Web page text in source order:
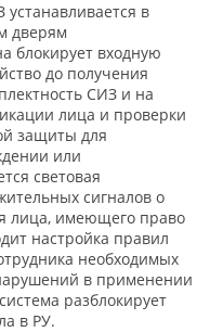
в
дверям
блокирует входную
до получения
СИЗ и на
лица и проверки
защиты для
или
световая
сигналов о
лица, имеющего право
настройка правил
необходимых
в применении
разблокирует
в РУ.